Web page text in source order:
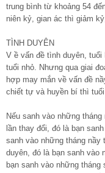
trung bình từ khoảng 54
niên kỷ, gian ác thì giảm
TÌNH DUYÊN
V ề vấn đề tình duyên, tuổi
tuổi nhỏ. Nhưng qua giai
hợp may mắn về vấn đề
chiết tự và huyền bí thì
Nếu sanh vào những
lần thay đổi, đó là bạn
sanh vào những tháng
duyên, đó là bạn sanh vào
bạn sanh vào những